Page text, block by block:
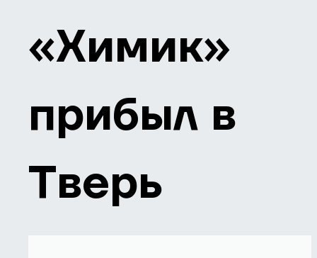
«Химик»
прибыл в
Тверь